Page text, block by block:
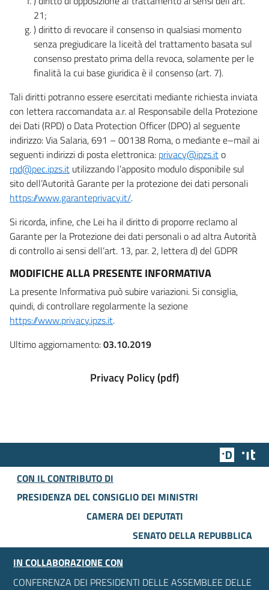
21;
) diritto di revocare il consenso in qualsiasi momento
senza pregiudicare la liceità del trattamento basata sul
consenso prestato prima della revoca, solamente per le
finalità la cui base giuridica è il consenso (art. 7).
Tali diritti potranno essere esercitati mediante richiesta inviata
con lettera raccomandata a.r. al Responsabile della Protezione
dei Dati (RPD) o Data Protection Officer (DPO) al seguente
indirizzo: Via Salaria, 691 – 00138 Roma, o mediante e–mail ai
seguenti indirizzi di posta elettronica: privacy@ipzs.ito
rpd@pec.ipzs.it utilizzando l’apposito modulo disponibile sul
sito dell’Autorità Garante per la protezione dei dati personali
https://www.garanteprivacy.it/.
Si ricorda, infine, che Lei ha il diritto di proporre reclamo al
Garante per la Protezione dei dati personali o ad altra Autorità
di controllo ai sensi dell’art. 13, par. 2, lettera d) del GDPR
MODIFICHE ALLA PRESENTE INFORMATIVA
La presente Informativa può subire variazioni. Si consiglia,
quindi, di controllare regolarmente la sezione
https://www.privacy.ipzs.it.
Ultimo aggiornamento:03.10.2019
Privacy Policy (pdf)
Team
CON IL CONTRIBUTO DI
PRESIDENZA DEL CONSIGLIO DEI MINISTRI
CAMERA DEI DEPUTATI
SENATO DELLA REPUBBLICA
IN COLLABORAZIONE CON
CONFERENZA DEI PRESIDENTI DELLE ASSEMBLEE DELLE